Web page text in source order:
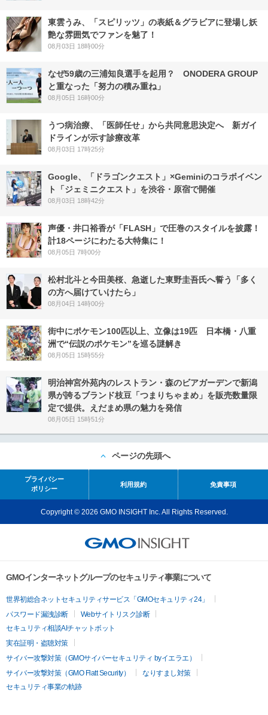
東雲うみ、「スピリッツ」の表紙＆グラビアに登場し妖
艶な雰囲気でファンを魅了！
08月03日 18時00分
なぜ59歳の三浦知良選手を起用？ ONODERA GROUP
と重なった「努力の積み重ね」
08月05日 16時00分
うつ病治療、「医師任せ」から共同意思決定へ 新ガイ
ドラインが示す診療改革
08月03日 17時25分
Google、「ドラゴンクエスト」×Geminiのコラボイベン
ト「ジェミニクエスト」を渋谷・原宿で開催
08月03日 18時42分
声優・井口裕香が「FLASH」で圧巻のスタイルを披露！
計18ページにわたる大特集に！
08月05日 7時00分
松村北斗と今田美桜、急逝した東野圭吾氏へ誓う「多く
の方へ届けていけたら」
08月04日 14時00分
街中にポケモン100匹以上、立像は19匹 日本橋・八重
洲で“伝説のポケモン”を巡る謎解き
08月05日 15時55分
明治神宮外苑内のレストラン・森のビアガーデンで新潟
県が誇るブランド枝豆「つまりちゃまめ」を販売数量限
定で提供。えだまめ県の魅力を発信
08月05日 15時51分
ページの先頭へ
プライバシー
ポリシー
利用規約 免責事項
Copyright © 2026 GMO INSIGHT Inc. All Rights Reserved.
GMOインターネットグループのセキュリティ事業について
世界初総合ネットセキュリティサービス「GMOセキュリティ24」
パスワード漏洩診断
Webサイトリスク診断
セキュリティ相談AIチャットボット
実在証明・盗聴対策
サイバー攻撃対策（GMOサイバーセキュリティ byイエラエ）
サイバー攻撃対策（GMO Flatt Security）
なりすまし対策
セキュリティ事業の軌跡